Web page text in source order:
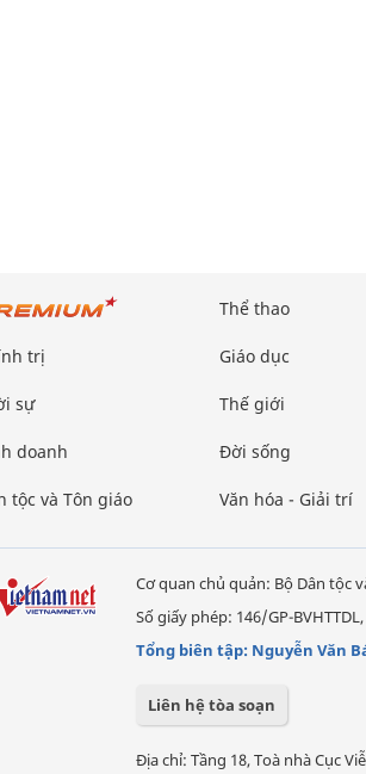
trị
sự
doanh
tộc và Tôn giáo
Thể thao
Giáo dục
Thế giới
Đời sống
Văn hóa - Giải trí
Cơ quan chủ quản: Bộ Dân tộc
Số giấy phép: 146/GP-
Tổng biên tập: Nguyễn Văn
Liên hệ tòa soạn
Địa chỉ: Tầng 18, Toà nhà Cục